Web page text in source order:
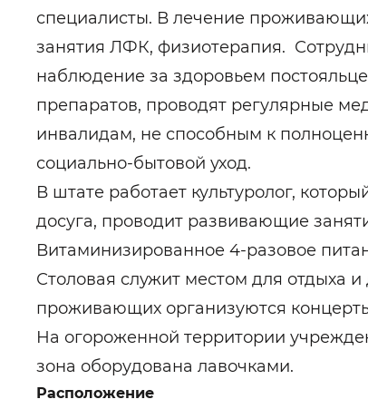
специалисты. В лечение
занятия ЛФК, физиотерапия.
наблюдение за здоровьем
препаратов, проводят регулярные
инвалидам, не способным к
социально-бытовой уход.
В штате работает культуролог,
досуга, проводит развивающие
Витаминизированное 4-разовое
Столовая служит местом для отдыха
проживающих организуются
На огороженной территории
зона оборудована лавочками.
Расположение